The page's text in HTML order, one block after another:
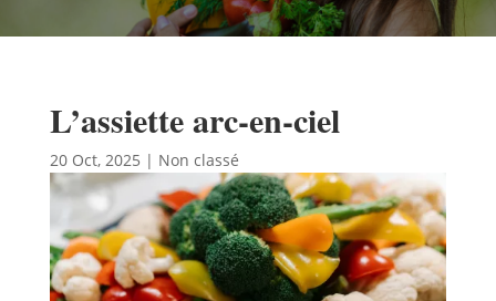
L’assiette arc-en-ciel
20 Oct, 2025 | Non classé